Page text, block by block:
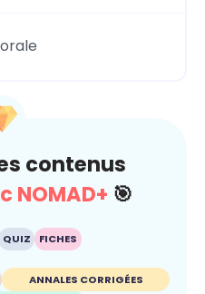
contenus
NOMAD+ 🎯
QUIZ FICHES
ANNALES CORRIGÉES